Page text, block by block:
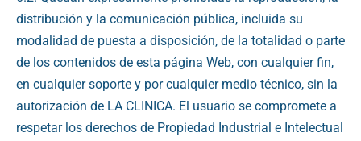
distribución y la comunicación pública, incluida su
modalidad de puesta a disposición, de la totalidad o parte
de los contenidos de esta página Web, con cualquier fin,
en cualquier soporte y por cualquier medio técnico, sin la
autorización de LA CLINICA. El usuario se compromete a
respetar los derechos de Propiedad Industrial e Intelectual